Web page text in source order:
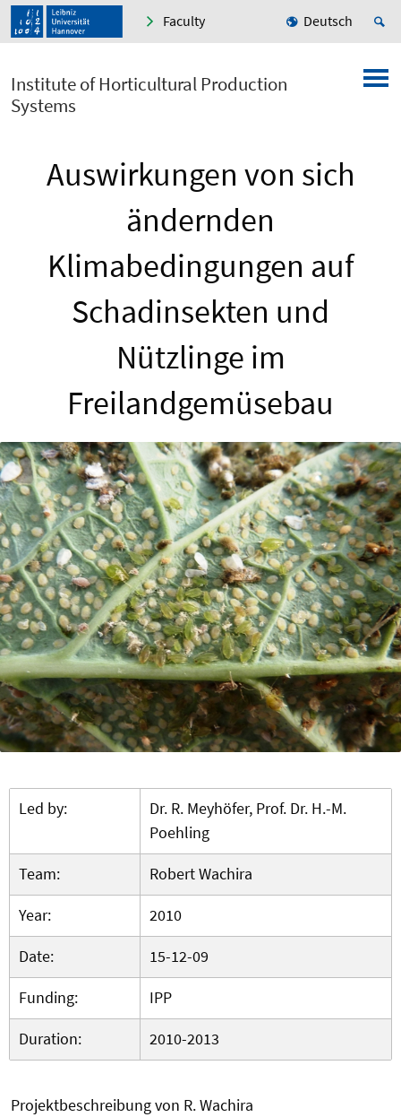
Faculty Deutsch
Institute of Horticultural Production
Systems
Auswirkungen von sich
ändernden
Klimabedingungen auf
Schadinsekten und
Nützlinge im
Freilandgemüsebau
Led by:
Dr. R. Meyhöfer, Prof. Dr. H.-M.
Poehling
Team:
Robert Wachira
Year:
2010
Date:
15-12-09
Funding:
IPP
Duration:
2010-2013
Projektbeschreibung von R. Wachira